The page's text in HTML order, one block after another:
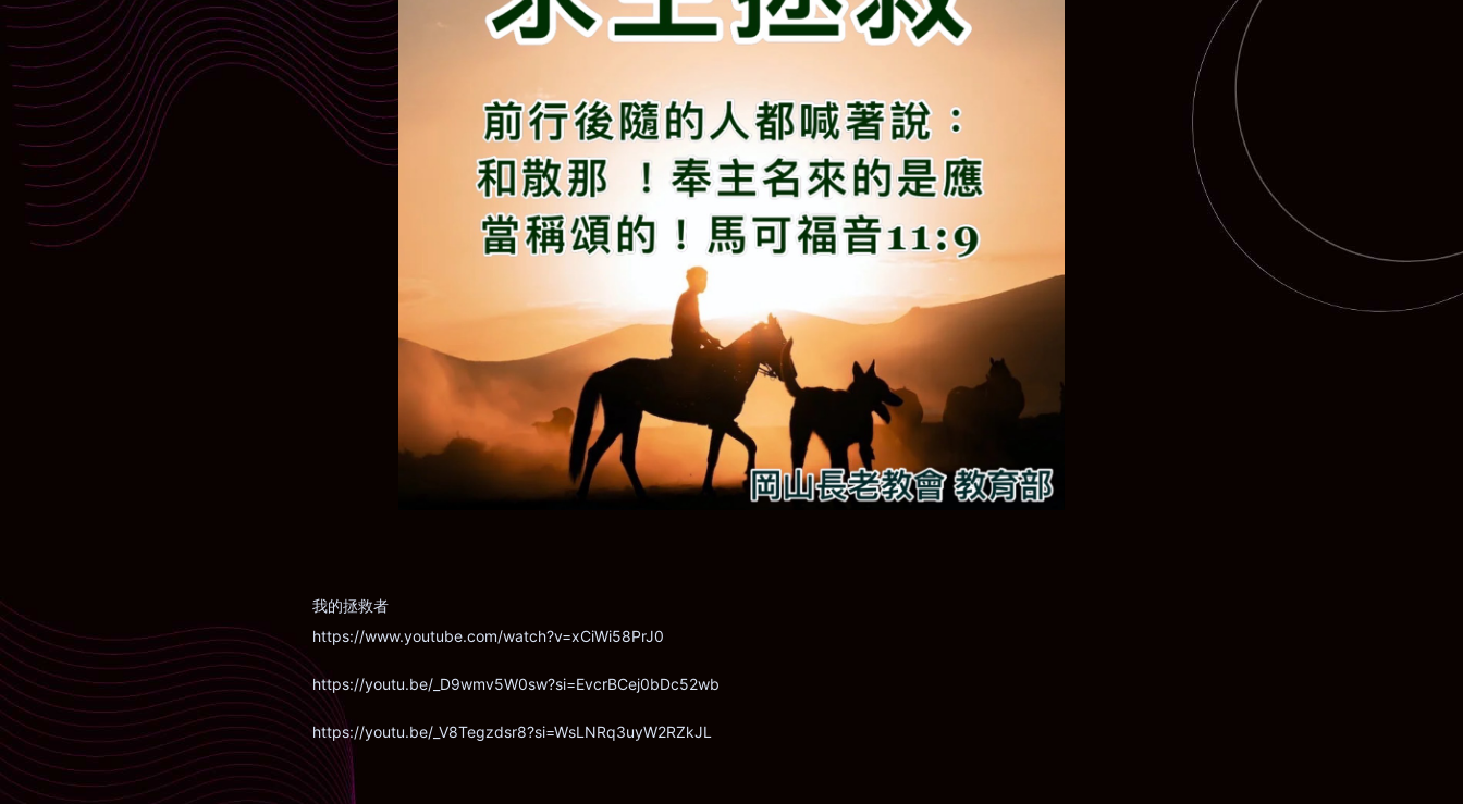
我的拯救者
https://www.youtube.com/watch?v=xCiWi58PrJ0
https://youtu.be/_D9wmv5W0sw?si=EvcrBCej0bDc52wb
https://youtu.be/_V8Tegzdsr8?si=WsLNRq3uyW2RZkJL